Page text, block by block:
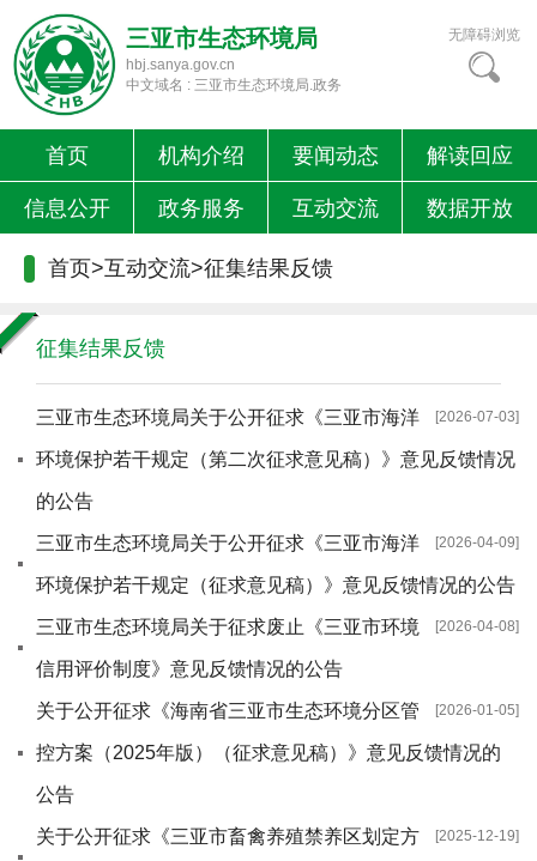
三亚市生态环境局
hbj.sanya.gov.cn
中文域名 : 三亚市生态环境局.政务
无障碍浏览
首页 机构介绍 要闻动态 解读回应
信息公开 政务服务 互动交流 数据开放
首页>互动交流>征集结果反馈
征集结果反馈
[2026-07-03]
三亚市生态环境局关于公开征求《三亚市海洋
环境保护若干规定（第二次征求意见稿）》意见反馈情况
的公告
[2026-04-09]
三亚市生态环境局关于公开征求《三亚市海洋
环境保护若干规定（征求意见稿）》意见反馈情况的公告
[2026-04-08]
三亚市生态环境局关于征求废止《三亚市环境
信用评价制度》意见反馈情况的公告
[2026-01-05]
关于公开征求《海南省三亚市生态环境分区管
控方案（2025年版）（征求意见稿）》意见反馈情况的
公告
[2025-12-19]
关于公开征求《三亚市畜禽养殖禁养区划定方